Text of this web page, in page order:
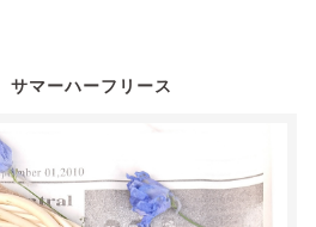
サマーハーフリース